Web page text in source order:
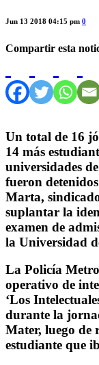
Jun 13 2018 04:15 pm 0
Compartir esta
Un total de 16
14 más
universidades
fueron
Marta,
suplantar la
examen de
la Universidad
La Policía
operativo de
‘Los
durante la
Mater, luego de
estudiante que